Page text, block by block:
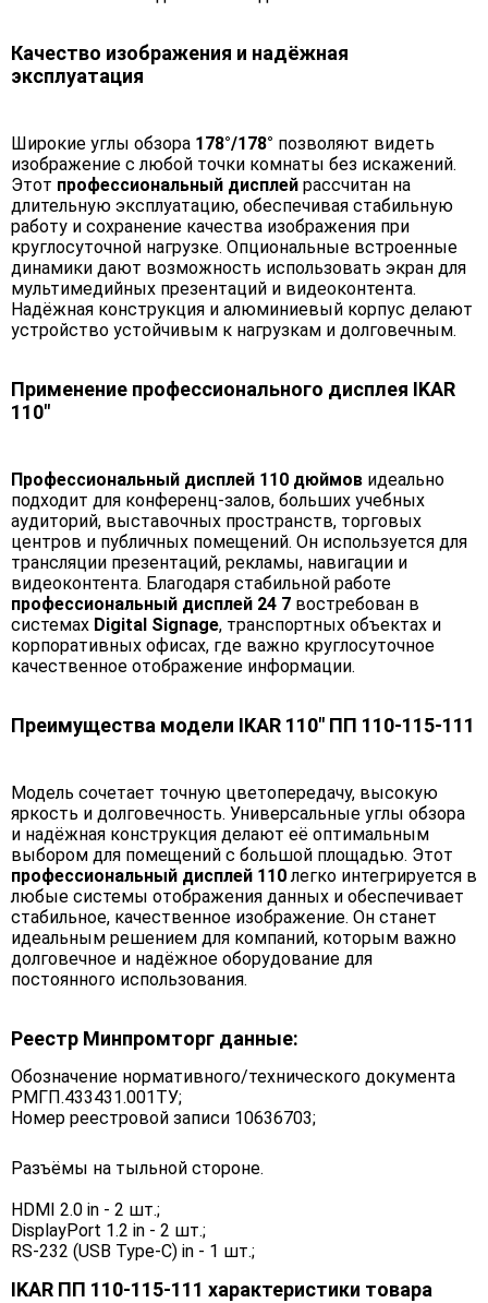
Качество изображения и надёжная
эксплуатация
Широкие углы обзора 178°/178° позволяют видеть
изображение с любой точки комнаты без искажений.
Этот профессиональный дисплей рассчитан на
длительную эксплуатацию, обеспечивая стабильную
работу и сохранение качества изображения при
круглосуточной нагрузке. Опциональные встроенные
динамики дают возможность использовать экран для
мультимедийных презентаций и видеоконтента.
Надёжная конструкция и алюминиевый корпус делают
устройство устойчивым к нагрузкам и долговечным.
Применение профессионального дисплея IKAR
110"
Профессиональный дисплей 110 дюймов идеально
подходит для конференц-залов, больших учебных
аудиторий, выставочных пространств, торговых
центров и публичных помещений. Он используется для
трансляции презентаций, рекламы, навигации и
видеоконтента. Благодаря стабильной работе
профессиональный дисплей 24 7 востребован в
системах Digital Signage, транспортных объектах и
корпоративных офисах, где важно круглосуточное
качественное отображение информации.
Преимущества модели IKAR 110" ПП 110-115-111
Модель сочетает точную цветопередачу, высокую
яркость и долговечность. Универсальные углы обзора
и надёжная конструкция делают её оптимальным
выбором для помещений с большой площадью. Этот
профессиональный дисплей 110легко интегрируется в
любые системы отображения данных и обеспечивает
стабильное, качественное изображение. Он станет
идеальным решением для компаний, которым важно
долговечное и надёжное оборудование для
постоянного использования.
Реестр Минпромторг данные:
Обозначение нормативного/технического документа
РМГП.433431.001ТУ;
Номер реестровой записи 10636703;
Разъёмы на тыльной стороне.
HDMI 2.0 in - 2 шт.;
DisplayPort 1.2 in - 2 шт.;
RS-232 (USB Type-C) in - 1 шт.;
IKAR ПП 110-115-111 характеристики товара